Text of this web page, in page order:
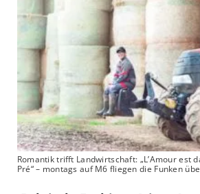
Romantik trifft Landwirtschaft: „L’Amour est
Pré“ – montags auf M6 fliegen die Funken